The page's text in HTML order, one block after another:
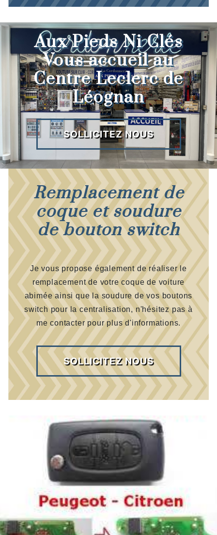
Aux Pieds Ni Clés
Vous accueil au
Centre Leclerc de
Léognan
SOLLICITEZ NOUS
Remplacement de
coque et soudure
de bouton switch
Je vous propose également de réaliser le
remplacement de votre coque de voiture
abimée ainsi que la soudure de vos boutons
switch pour la centralisation, n'hésitez pas à
me contacter pour plus d'informations.
SOLLICITEZ NOUS